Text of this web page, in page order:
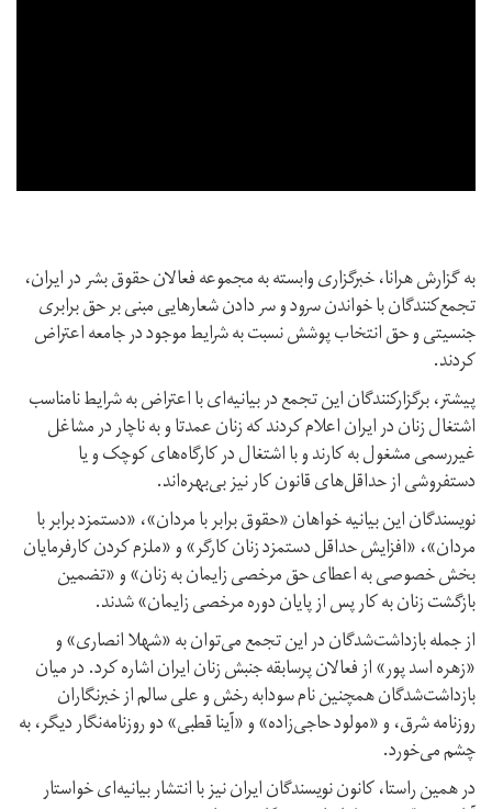
به گزارش هرانا، خبرگزاری وابسته به مجموعه فعالان حقوق بشر در ایران،
تجمع‌کنندگان با خواندن سرود و سر دادن شعارهایی مبنی بر حق برابری
جنسیتی و حق انتخاب پوشش نسبت به شرایط موجود در جامعه اعتراض
کردند.
پیشتر، برگزارکنندگان این تجمع در بیانیه‌ای با اعتراض به شرایط نامناسب
اشتغال زنان در ایران اعلام کردند که زنان عمدتا و به ناچار در مشاغل
غیررسمی مشغول به کارند و با اشتغال در کارگاه‌های کوچک و یا
دستفروشی از حداقل‌های قانون کار نیز بی‌بهره‌اند.
نویسندگان این بیانیه خواهان «حقوق برابر با مردان»، «دستمزد برابر با
مردان»، «افزایش حداقل دستمزد زنان کارگر» و «ملزم کردن کارفرمایان
بخش خصوصی به اعطای حق مرخصی زایمان به زنان» و «تضمین
بازگشت زنان به کار پس از پایان دوره مرخصی زایمان» شدند.
از جمله بازداشت‌شدگان در این تجمع می‌توان به «شهلا انصاری» و
«زهره اسد پور» از فعالان پرسابقه جنبش زنان ایران اشاره کرد. در میان
بازداشت‌شدگان همچنین نام سودابه رخش و علی سالم از خبرنگاران
روزنامه شرق، و «مولود حاجی‌زاده» و «آینا قطبی» دو روزنامه‌نگار دیگر، به
چشم می‌خورد.
در همین راستا، کانون نویسندگان ایران نیز با انتشار بیانیه‌ای خواستار